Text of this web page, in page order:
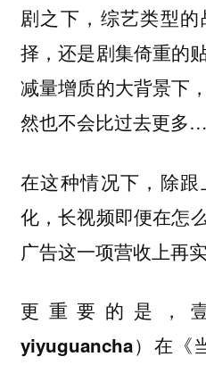
剧之下，综艺类型
择，还是剧集倚重的
减量增质的大背景下
然也不会比过去更
在这种情况下，除
化，长视频即便在怎
广告这一项营收上再
更重要的是，
yiyuguancha） 在《